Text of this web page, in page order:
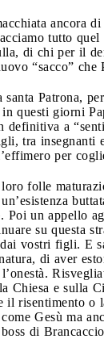
ancora
tutto
di chi per il
“sacco” che
Patrona,
questi giorni
definitiva a
tra
per
folle
un appello
su questa
vostri figli. E
di aver
Chiesa e sulla
risentimento o
Gesù ma
di